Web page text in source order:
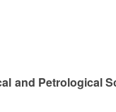
and Petrological